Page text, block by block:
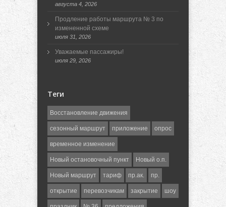
августа 4, 2026
Продление работы маршрута № 3 по
измененной схеме
июля 31, 2026
Уважаемые пассажиры!
июля 29, 2026
Теги
Восстановление движения
сезонный маршрут приложение опрос
временное изменение
Новый остановочный пункт Новый о.п.
Новый маршрут тариф пр.ак. пр.
открытие перевозчикам закрытие шоу